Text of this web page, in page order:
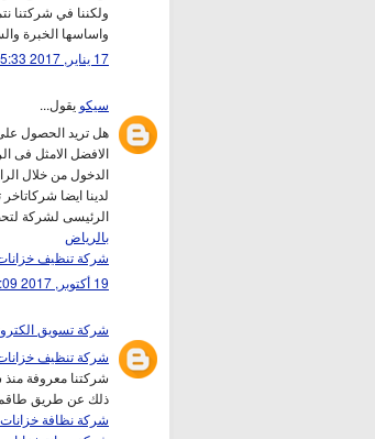
ولكننا في شركتنا
واساسها الخبرة
17 يناير, 2017 15:33
سيكو يقول...
هل تريد الحصول
الافضل الامثل فى
الدخول من خلال
لدينا ايضا
الرئيسى لشركة
بالرياض
شركة تنظيف
19 أكتوبر, 2017 17:09
شركة تسويق
شركة تنظيف
شركتنا معروفة
ذلك عن طريق طاقم
شركة نظافة